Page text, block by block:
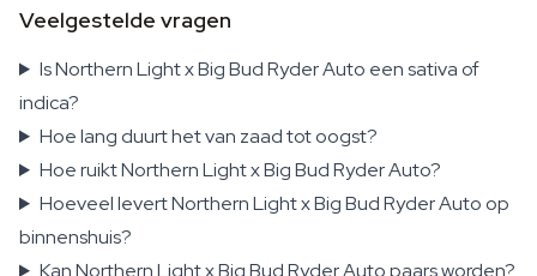
Veelgestelde vragen
Is Northern Light x Big Bud Ryder Auto een sativa of
indica?
Hoe lang duurt het van zaad tot oogst?
Hoe ruikt Northern Light x Big Bud Ryder Auto?
Hoeveel levert Northern Light x Big Bud Ryder Auto op
binnenshuis?
Kan Northern Light x Big Bud Ryder Auto paars worden?